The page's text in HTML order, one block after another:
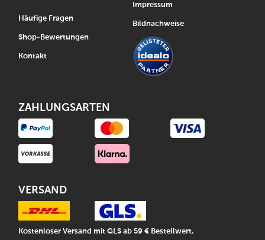
Häufige Fragen
Shop-Bewertungen
Kontakt
Impressum
Bildnachweise
ZAHLUNGSARTEN
VERSAND
Kostenloser Versand mit GLS ab 59 € Bestellwert.